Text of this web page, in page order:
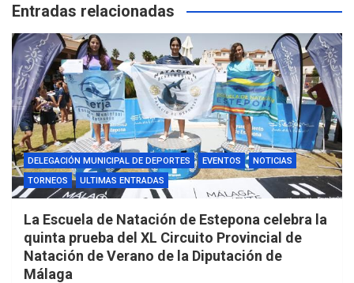
Entradas relacionadas
DELEGACIÓN MUNICIPAL DE DEPORTES EVENTOS
NOTICIAS
TORNEOS
ULTIMAS ENTRADAS
La Escuela de Natación de Estepona celebra la
quinta prueba del XL Circuito Provincial de
Natación de Verano de la Diputación de
Málaga